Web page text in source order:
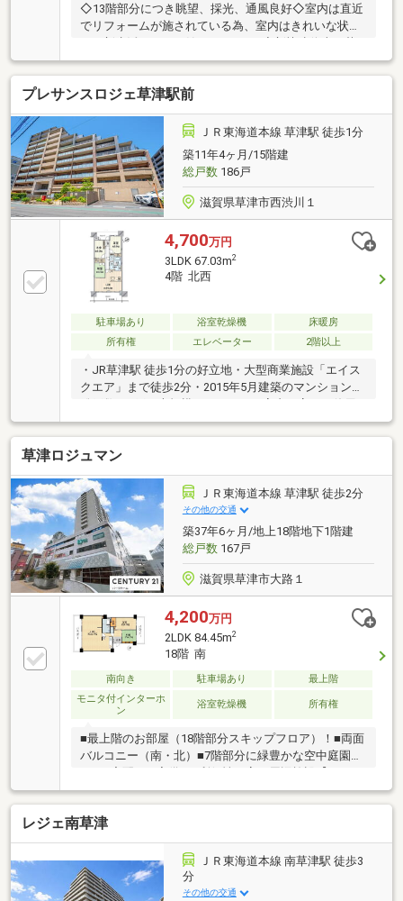
◇13階部分につき眺望、採光、通風良好◇室内は直近
でリフォームが施されている為、室内はきれいな状態
津駅まで徒歩1分の立地で、近隣に買物施設も多数な
ので住みやすい環境です◇2つのウォークインクロー
ゼット＋ファミリークローゼットの収納力が魅力◇玄
関から二手に分かれた間取りで全居室がバルコニーに
面した配置【リフォーム内容】◎システムキッチン・
ユニットバス・洗面台・トイレ・建具・配管新調◎全
室クロス・フローリング貼替えたくさん魅力がある物
件になりますので、是非お早めにご検討頂き、ご内覧
ご希望の際はお気軽にお問い合わせ下さいませ(*＾＾
*)
プレサンスロジェ草津駅前
ＪＲ東海道本線 草津駅 徒歩1分
築11年4ヶ月/15階建
総戸数186戸
滋賀県草津市西渋川１
4,700万円
3LDK 67.03m2
4階 北西
駐車場あり 浴室乾燥機
床暖房
所有権
エレベーター 2階以上
・JR草津駅 徒歩1分の好立地・大型商業施設「エイス
クエア」まで徒歩2分・2015年5月建築のマンション・
されています・フルフラット設計でバリアフリーに配
慮・宅配ボックス完備で不在時も安心・スロップシン
クあり（バルコニー清掃等に便利）・各居室ペアガラ
ス採用（断熱・防音性向上）・ディスポーザー付きで
生ゴミ処理が快適・浴室暖房乾燥機あり（雨天時の洗
濯も安心）・床暖房あり（LD部分）で冬場も快適・ペ
ット飼育可能（規約による制限有）・ペット用足洗い
場あり
草津ロジュマン
ＪＲ東海道本線 草津駅 徒歩2分
その他の交通
築37年6ヶ月/地上18階地下1階建
総戸数167戸
滋賀県草津市大路１
4,200万円
2LDK 84.45m2
18階 南
南向き 駐車場あり
最上階
モニタ付インターホ
ン
浴室乾燥機 所有権
■最上階のお部屋（18階部分スキップフロア）！■両面
バルコニー（南・北）■7階部分に緑豊かな空中庭園あ
り！■宅配BOX完備！■利便性が高い周辺施設【リフォ
ーム内容（2019年8月頃）】浴室交換（浴室暖房乾燥
機付）キッチンパネル施工 レンジフード交換 ガス
コンロ交換 浄水器付きシャワー水栓交換洗面台交
換 洗濯パン交換トイレ交換給湯器交換洋室→和室変
更LDK拡張工事 内装工事（クロス張替 床工事 塗
装工事 電気工事 等） ◎弊社ＨＰにはお得情報が
多数掲載されているので是非一度ご覧ください♪他に
レジェ南草津
ＪＲ東海道本線 南草津駅 徒歩3
分
その他の交通